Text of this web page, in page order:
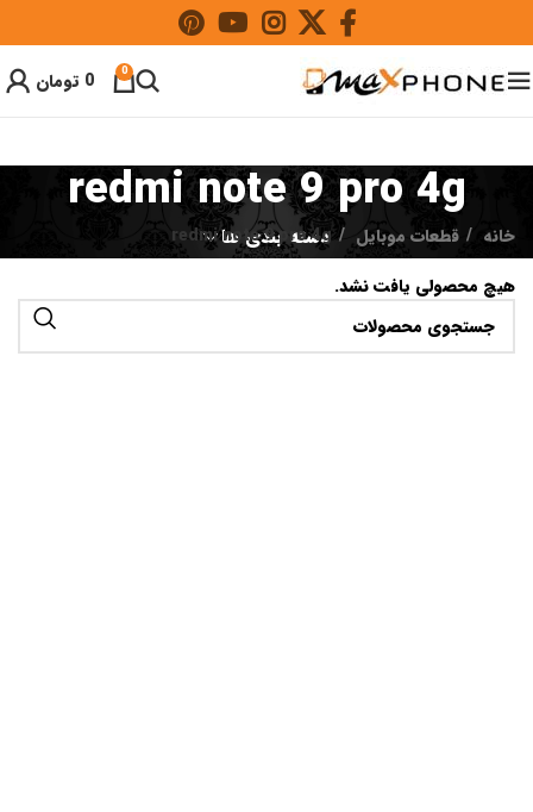
0
0 تومان
redmi note 9 pro 4g
دسته بندی ها خانه قطعات موبایل
redmi note 9 pro 4g
هیچ محصولی یافت نشد.